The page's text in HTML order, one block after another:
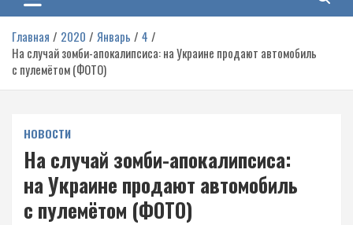
Главная 2020 Январь
4
На случай зомби-апокалипсиса: на Украине продают автомобиль
с пулемётом (ФОТО)
НОВОСТИ
На случай зомби-апокалипсиса:
на Украине продают автомобиль
с пулемётом (ФОТО)